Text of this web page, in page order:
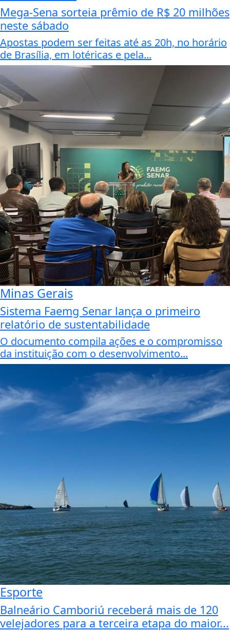
Mega-Sena sorteia prêmio de R$ 20 milhões
neste sábado
Apostas podem ser feitas até as 20h, no horário
de Brasília, em lotéricas e pela...
Minas Gerais
Sistema Faemg Senar lança o primeiro
relatório de sustentabilidade
O documento compila ações e o compromisso
da instituição com o desenvolvimento...
Esporte
Balneário Camboriú receberá mais de 120
velejadores para a terceira etapa do maior...